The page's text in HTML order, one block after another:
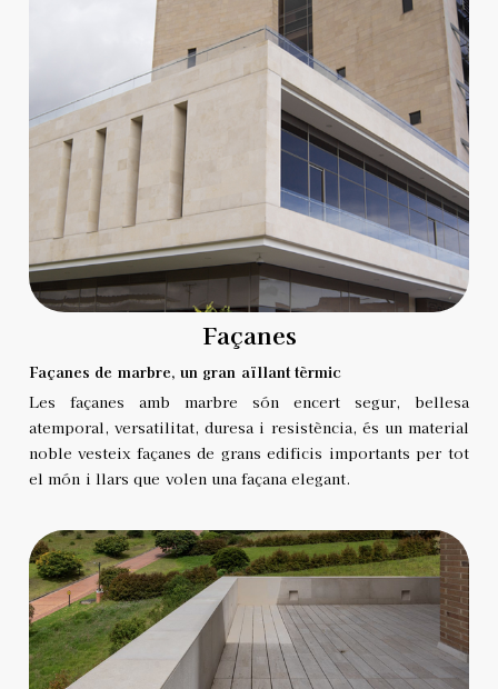
Façanes
Façanes de marbre, un gran aïllant tèrmic
Les façanes amb marbre són encert segur, bellesa
atemporal, versatilitat, duresa i resistència, és un material
noble vesteix façanes de grans edificis importants per tot
el món i llars que volen una façana elegant.